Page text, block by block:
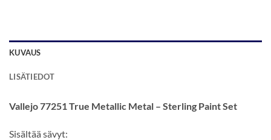
KUVAUS
LISÄTIEDOT
Vallejo 77251 True Metallic Metal – Sterling Paint Set
Sisältää sävyt: